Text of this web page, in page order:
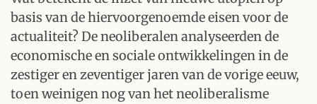
basis van de hiervoorgenoemde eisen voor de
actualiteit? De neoliberalen analyseerden de
economische en sociale ontwikkelingen in de
zestiger en zeventiger jaren van de vorige eeuw,
toen weinigen nog van het neoliberalisme